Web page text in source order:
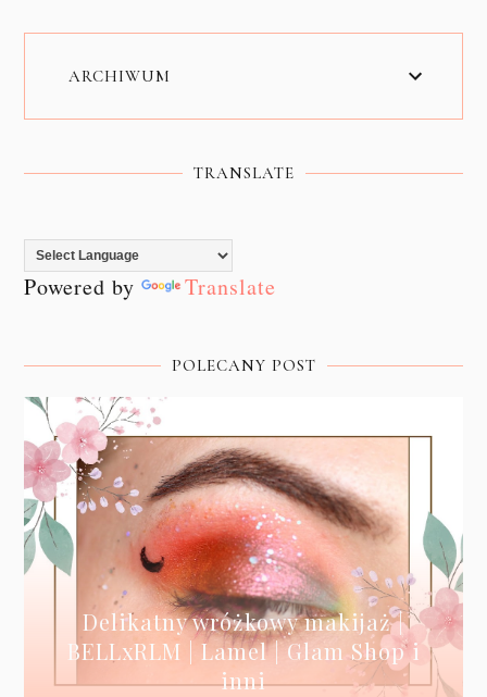
ARCHIWUM
TRANSLATE
Powered by Translate
POLECANY POST
Delikatny wróżkowy makijaż |
BELLxRLM | Lamel | Glam Shop i
inni